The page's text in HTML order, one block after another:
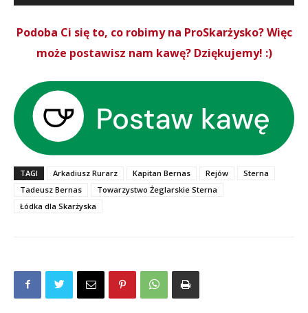
Podoba Ci się to, co robimy na ProSkarżysko? Więc
może postawisz nam kawę? Dziękujemy! :)
TAGI Arkadiusz Rurarz Kapitan Bernas Rejów
Sterna
Tadeusz Bernas
Towarzystwo Żeglarskie Sterna
Łódka dla Skarżyska